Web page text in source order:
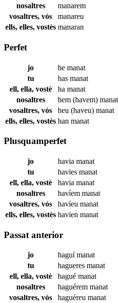
nosaltres
manarem
vosaltres, vós
manareu
ells, elles, vostès manaran
Perfet
jo he manat
tu
has manat
ell, ella, vostè
ha manat
nosaltres
hem (havem) manat
vosaltres, vós
heu (haveu) manat
ells, elles, vostès han manat
Plusquamperfet
jo havia manat
tu
havies manat
ell, ella, vostè
havia manat
nosaltres
havíem manat
vosaltres, vós
havíeu manat
ells, elles, vostès havien manat
Passat anterior
jo haguímanat
tu
hagueres manat
ell, ella, vostè
hagué manat
nosaltres
haguérem manat
vosaltres, vós
haguéreu manat